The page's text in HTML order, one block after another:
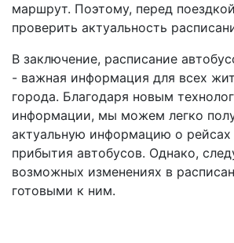
маршрут. Поэтому, перед
проверить актуальность
В заключение, расписание
- важная информация для всех
города. Благодаря новым
информации, мы можем легко
актуальную информацию о
прибытия автобусов. Однако,
возможных изменениях в
готовыми к ним.